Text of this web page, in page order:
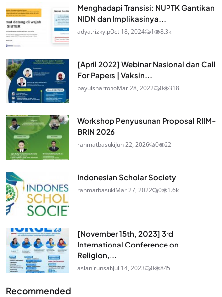
Menghadapi Transisi: NUPTK Gantikan
NIDN dan Implikasinya...
adya.rizky.pOct 18, 2024 1 8.3k
[April 2022] Webinar Nasional dan Call
For Papers | Vaksin...
bayuishartonoMar 28, 2022 0 318
Workshop Penyusunan Proposal RIIM-
BRIN 2026
rahmatbasukiJun 22, 2026 0 22
Indonesian Scholar Society
rahmatbasukiMar 27, 2022 0 1.6k
[November 15th, 2023] 3rd
International Conference on
Religion,...
aslanirunsahJul 14, 2023 0 845
Recommended